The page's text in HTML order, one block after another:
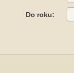
Do roku: